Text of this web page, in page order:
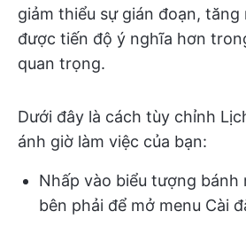
giảm thiểu sự gián đoạn, tăng
được tiến độ ý nghĩa hơn
quan trọng.
Dưới đây là cách tùy chỉnh
ánh giờ làm việc của bạn:
Nhấp vào biểu tượng bánh
bên phải để mở menu Cài